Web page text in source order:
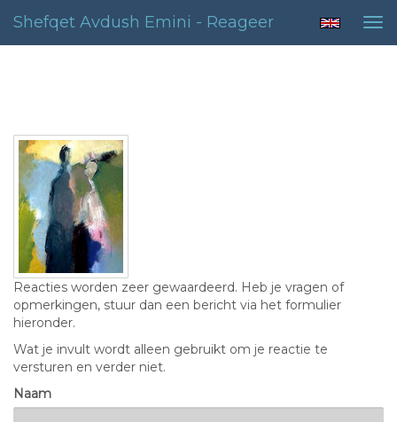
Shefqet Avdush Emini - Reageer
Reacties worden zeer gewaardeerd. Heb je vragen of
opmerkingen, stuur dan een bericht via het formulier
hieronder.
Wat je invult wordt alleen gebruikt om je reactie te
versturen en verder niet.
Naam